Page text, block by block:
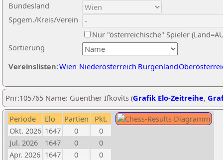
Sortierung
Bundesland
Spgem./Kreis/Verein
Nur "österreichische" Spieler
Vereinslisten:Wien Niederösterreich Burgenland
Pnr:105765 Name: Guenther Ifkovits (Grafik Elo-Zeitreihe,
Periode Elo Partien
Pkt.
Okt. 2026 1647 0
0
Jul. 2026
1647 0
0
Apr. 2026 1647 0
0